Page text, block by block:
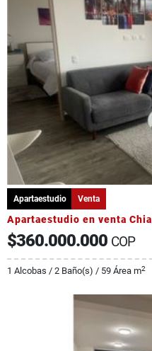
Apartaestudio Venta
Apartaestudio en venta Chia
$360.000.000 COP
1 Alcobas / 2 Baño(s) / 59 Área m2